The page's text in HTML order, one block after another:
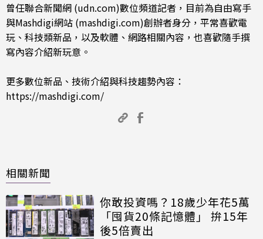
曾任聯合新聞網 (udn.com)數位頻道記者，目前為自由寫手
與Mashdigi網站 (mashdigi.com)創辦者身分，平常喜歡電
玩、科技類新品，以及軟體、網路相關內容，也喜歡隨手撰
寫內容介紹新玩意。
更多數位新品、技術介紹與科技趨勢內容：
https://mashdigi.com/
相關新聞
你敢投資嗎？18歲少年花5萬
「囤貨20條記憶體」 拚15年
後5倍賣出